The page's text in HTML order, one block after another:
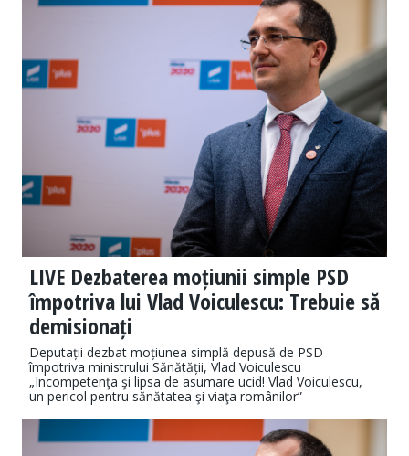
LIVE Dezbaterea moțiunii simple PSD
împotriva lui Vlad Voiculescu: Trebuie să
demisionați
Deputații dezbat moțiunea simplă depusă de PSD
împotriva ministrului Sănătății, Vlad Voiculescu
„Incompetenţa şi lipsa de asumare ucid! Vlad Voiculescu,
un pericol pentru sănătatea şi viaţa românilor”